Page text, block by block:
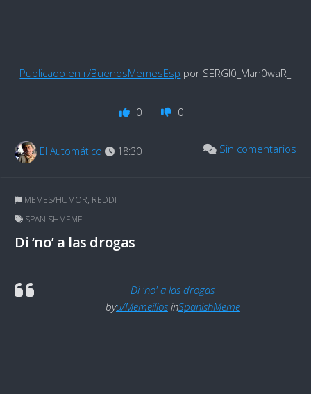
Publicado en r/BuenosMemesEsp por SERGI0_Man0waR_
0 0
El Automático 18:30 Sin comentarios
MEMES/HUMOR, REDDIT
SPANISHMEME
Di ‘no’ a las drogas
Di 'no' a las drogas
byu/MemeillosinSpanishMeme